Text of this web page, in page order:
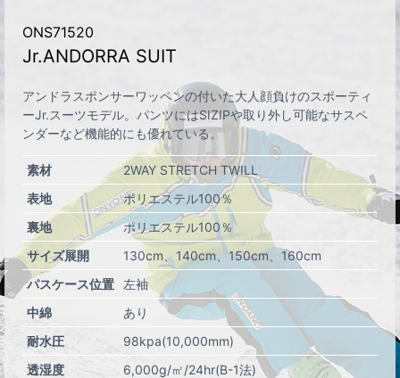
ONS71520
Jr.ANDORRA SUIT
アンドラスポンサーワッペンの付いた大人顔負けのスポーティ
ーJr.スーツモデル。パンツにはSIZIPや取り外し可能なサスペ
ンダーなど機能的にも優れている。
素材
2WAY STRETCH TWILL
表地
ポリエステル100％
裏地
ポリエステル100％
サイズ展開
130cm 140cm 150cm
160cm
パスケース位置
左袖
中綿
あり
耐水圧
98kpa(10,000mm)
透湿度
6,000g/㎡/24hr(B-1法)